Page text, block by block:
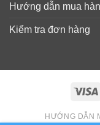
Hướng dẫn mua
Kiểm tra đơn hàng
HƯỚNG DẪN